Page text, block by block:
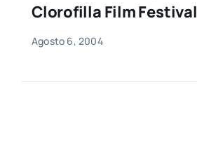
Clorofilla Film Festival
Agosto 6, 2004